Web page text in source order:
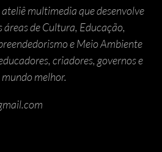
ateliê multimedia que desenvolve
de Cultura, Educação,
e Meio Ambiente
criadores, governos e
melhor.